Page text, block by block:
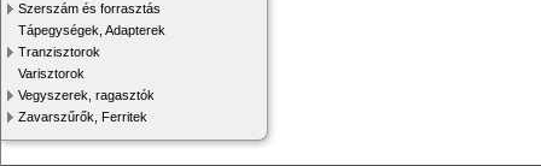
Szerszám és forrasztás
Tápegységek, Adapterek
Tranzisztorok
Varisztorok
Vegyszerek, ragasztók
Zavarszűrők, Ferritek